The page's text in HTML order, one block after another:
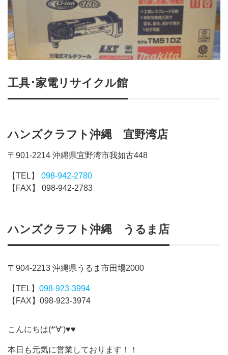
工具･家電リサイクル館
ハンズクラフト沖縄 宜野湾店
〒901-2214 沖縄県宜野湾市我如古448
【TEL】 098-942-2780
【FAX】 098-942-2783
ハンズクラフト沖縄 うるま店
〒904-2213 沖縄県うるま市田場2000
【TEL】 098-923-3994
【FAX】098-923-3974
こんにちは(*‘∀‘)♥♥
本日も元気に営業しております！！